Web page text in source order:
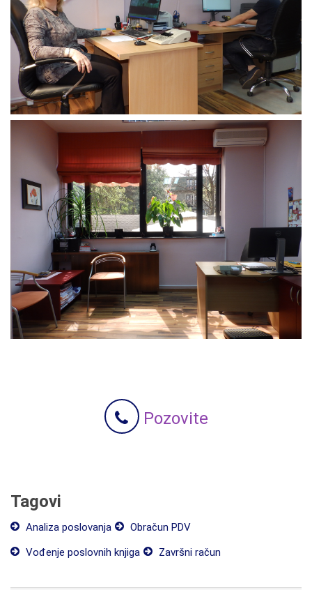
Pozovite
Tagovi
Analiza poslovanja
Obračun PDV
Vođenje poslovnih knjiga
Završni račun